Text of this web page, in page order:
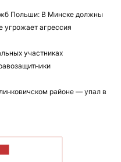
Польши: В Минске должны
угрожает агрессия
участниках
районе — упал в